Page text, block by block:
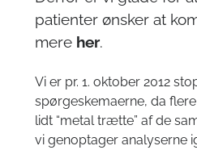
patienter ønsker at
mere her.
Vi er pr. 1. oktober 2012
spørgeskemaerne, da
lidt “metal trætte” af de
vi genoptager analyserne